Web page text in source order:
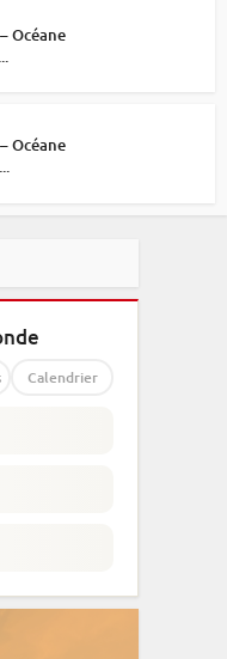
Océane
Océane
Calendrier